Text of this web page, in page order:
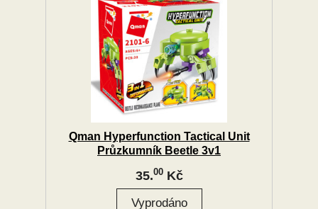
Qman Hyperfunction Tactical Unit
Průzkumník Beetle 3v1
35.00Kč